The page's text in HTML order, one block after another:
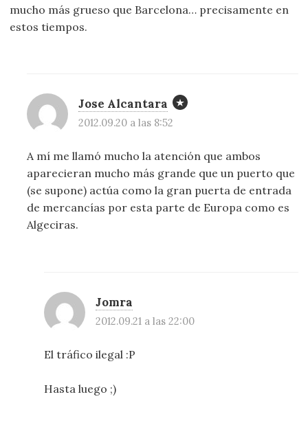
mucho más grueso que Barcelona… precisamente en
estos tiempos.
Jose Alcantara
2012.09.20 a las 8:52
A mí me llamó mucho la atención que ambos
aparecieran mucho más grande que un puerto que
(se supone) actúa como la gran puerta de entrada
de mercancías por esta parte de Europa como es
Algeciras.
Jomra
2012.09.21 a las 22:00
El tráfico ilegal :P
Hasta luego ;)